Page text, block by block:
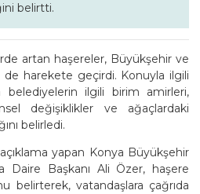
belirtti.
artan haşereler, Büyükşehir ve
harekete geçirdi. Konuyla ilgili
belediyelerin ilgili birim amirleri,
değişiklikler ve ağaçlardaki
belirledi.
yapan Konya Büyükşehir
Daire Başkanı Ali Özer, haşere
belirterek, vatandaşlara çağrıda